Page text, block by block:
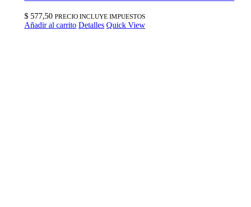
$ 577,50 PRECIO INCLUYE IMPUESTOS
Añadir al carrito Detalles Quick View